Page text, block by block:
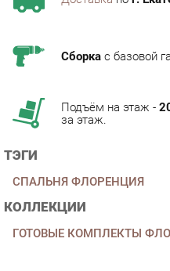
ТЭГИ
ОПИСАНИЕ